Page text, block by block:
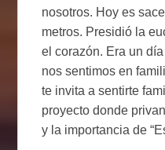
nosotros. Hoy es
metros. Presidió la
el corazón. Era un
nos sentimos en
te invita a sentirte
proyecto donde
y la importancia de